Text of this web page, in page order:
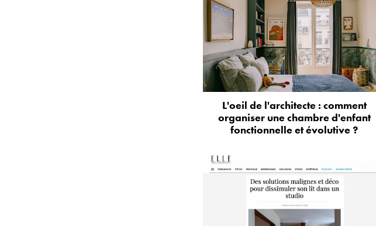
L'oeil de l'architecte : comment
organiser une chambre d'enfant
fonctionnelle et évolutive ?